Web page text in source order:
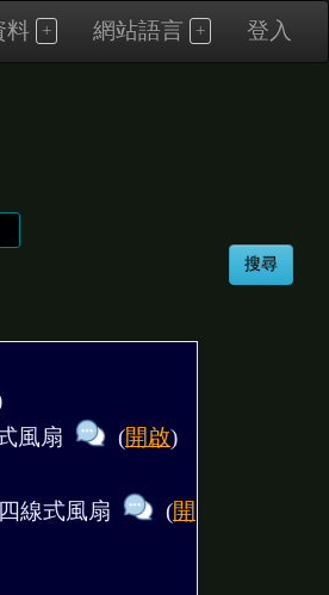
料 網站語言 登入
風扇 (開啟)
線式風扇 (開